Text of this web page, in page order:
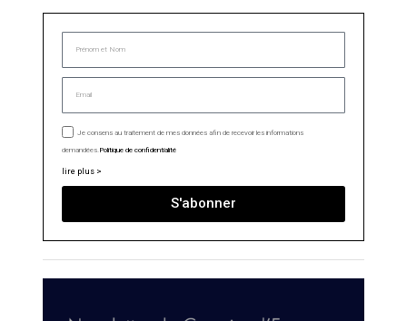
Je consens au traitement de mes données afin de recevoir les informations
demandées. Politique de confidentialité
lire plus >
S'abonner